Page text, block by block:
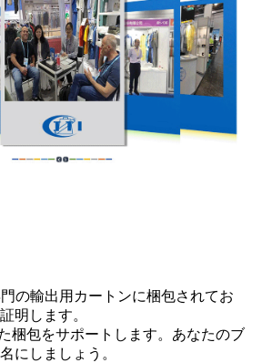
の輸出用カートンに梱包されてお
明します。
梱包をサポートします。あなたのブ
にしましょう。